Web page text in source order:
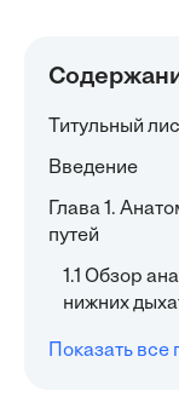
Титульный
Введение
Глава 1.
путей
1.1 Обзор
нижних
Показать все